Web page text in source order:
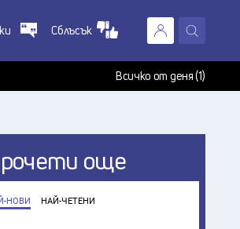
Сблъсък
Всичко от деня (1)
още
НОВИ НАЙ-ЧЕТЕНИ